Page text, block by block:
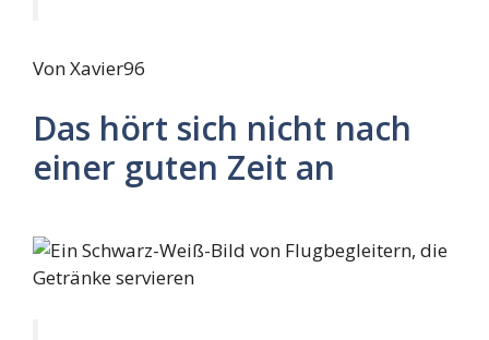
Von Xavier96
Das hört sich nicht nach
einer guten Zeit an